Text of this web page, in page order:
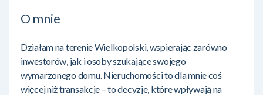
O mnie
Działam na terenie Wielkopolski, wspierając zarówno
inwestorów, jak i osoby szukające swojego
wymarzonego domu. Nieruchomości to dla mnie coś
więcej niż transakcje – to decyzje, które wpływają na